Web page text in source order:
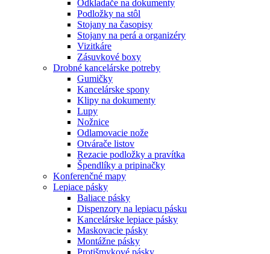
Odkladače na dokumenty
Podložky na stôl
Stojany na časopisy
Stojany na perá a organizéry
Vizitkáre
Zásuvkové boxy
Drobné kancelárske potreby
Gumičky
Kancelárske spony
Klipy na dokumenty
Lupy
Nožnice
Odlamovacie nože
Otvárače listov
Rezacie podložky a pravítka
Špendlíky a pripinačky
Konferenčné mapy
Lepiace pásky
Baliace pásky
Dispenzory na lepiacu pásku
Kancelárske lepiace pásky
Maskovacie pásky
Montážne pásky
Protišmykové pásky